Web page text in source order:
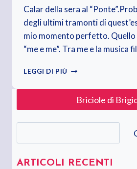
Calar della sera al
degli ultimi tramonti di
mio momento perfetto.
“me e me”. Tra me e la musica
LEGGI DI PIÙ CALAR
SERA
“PONTE”
Briciole di
ARTICOLI RECENTI